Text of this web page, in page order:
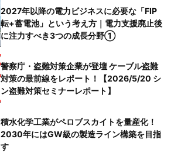
2027年以降の電力ビジネスに必要な「FIP
転+蓄電池」という考え方｜電力支援廃止後
に注力すべき3つの成長分野①
警察庁・盗難対策企業が登壇 ケーブル盗難
対策の最前線をレポート！【2026/5/20 シ
ン盗難対策セミナーレポート】
積水化学工業がペロブスカイトを量産化！
2030年にはGW級の製造ライン構築を目指
す